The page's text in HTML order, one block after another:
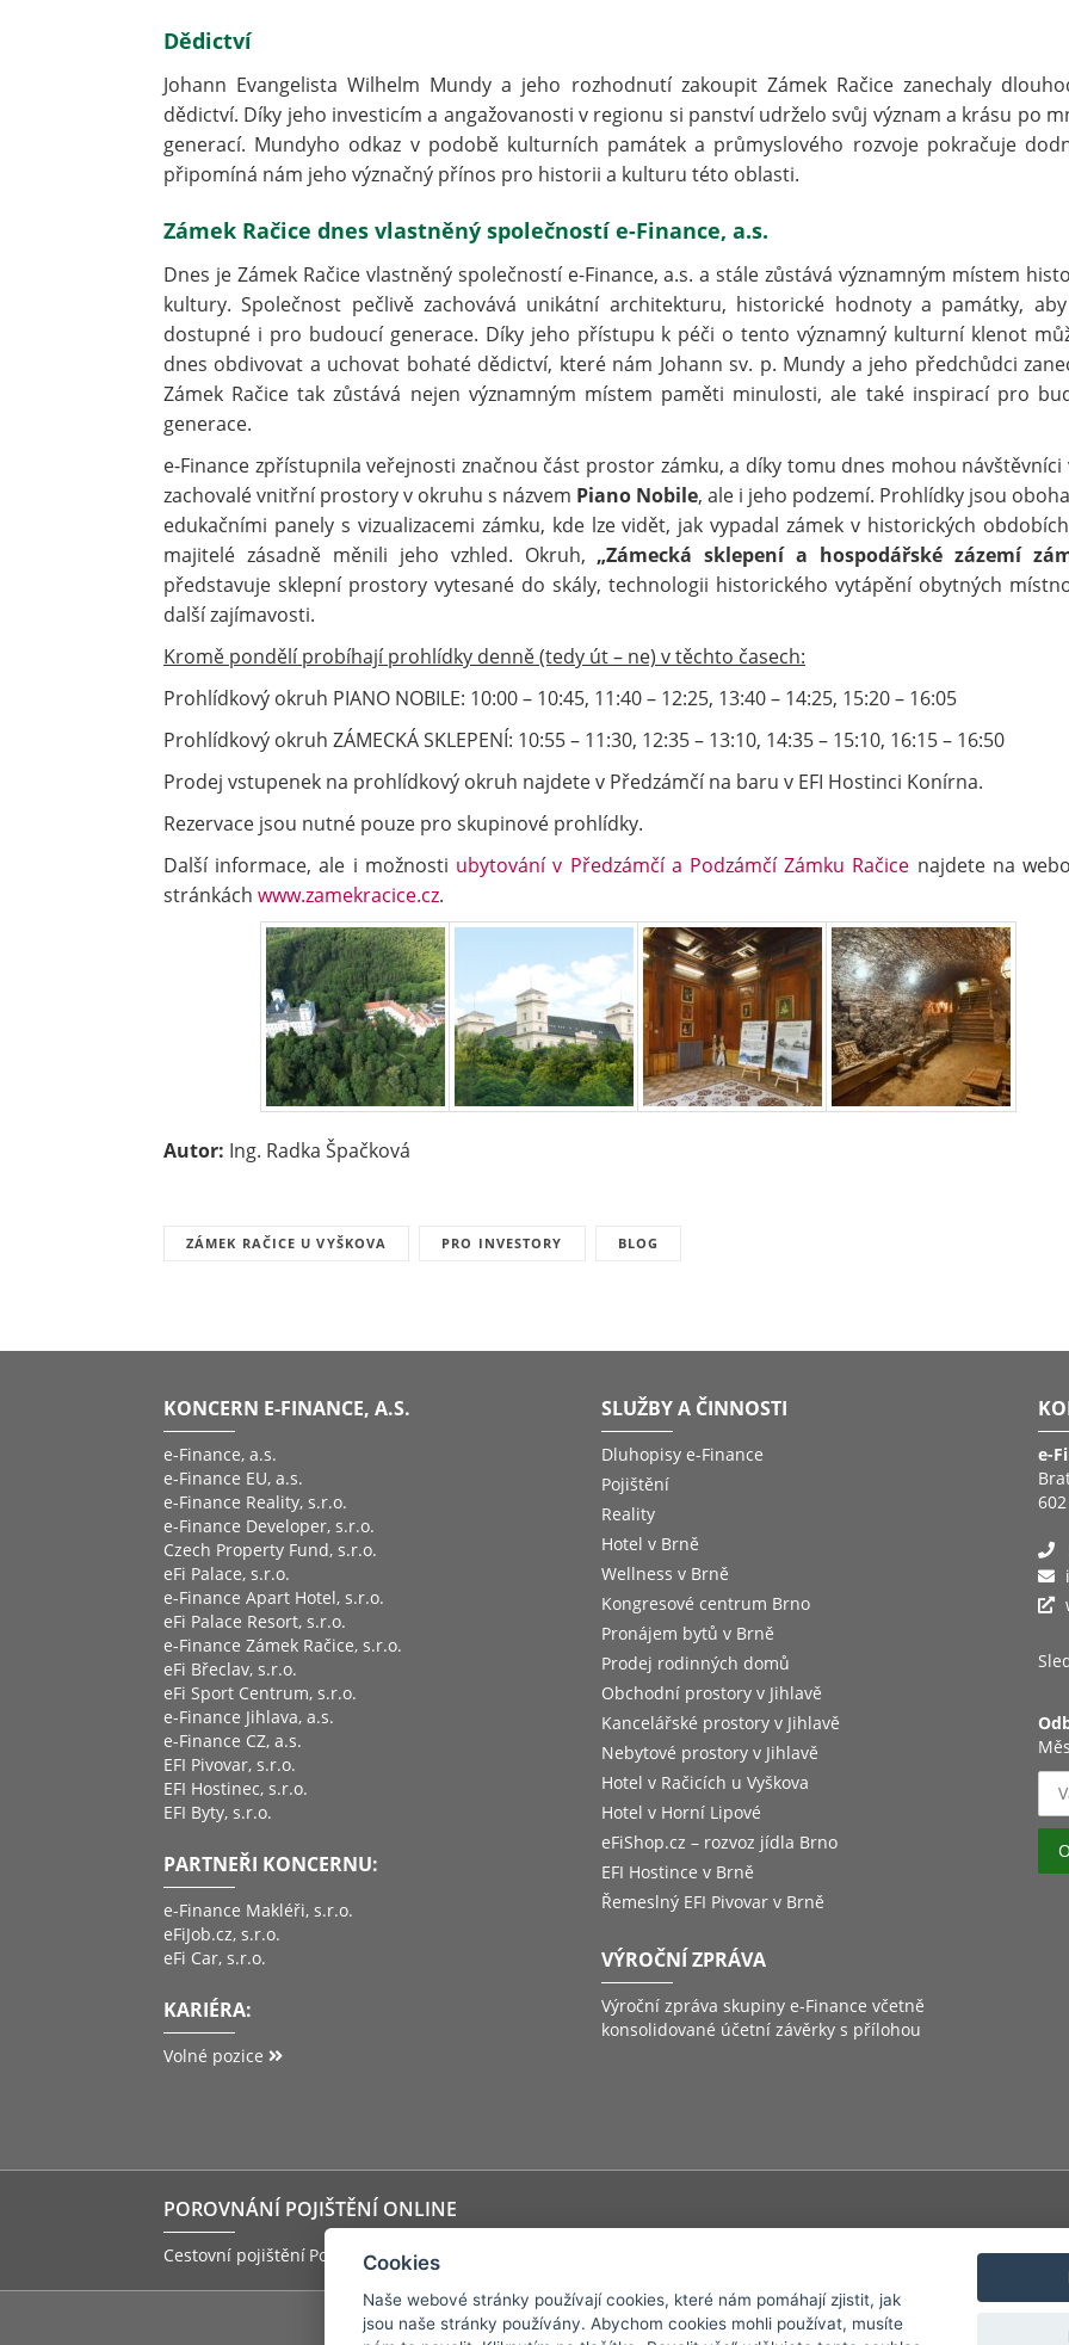
Dědictví
Johann Evangelista Wilhelm Mundy a jeho rozhodnutí zakoupit Zámek Račice zanechaly
dědictví. Díky jeho investicím a angažovanosti v regionu si panství udrželo svůj význam a krásu po
generací. Mundyho odkaz v podobě kulturních památek a průmyslového rozvoje pokračuje
připomíná nám jeho význačný přínos pro historii a kulturu této oblasti.
Zámek Račice dnes vlastněný společností e-Finance, a.s.
Dnes je Zámek Račice vlastněný společností e-Finance, a.s. a stále zůstává významným místem
kultury. Společnost pečlivě zachovává unikátní architekturu, historické hodnoty a památky,
dostupné i pro budoucí generace. Díky jeho přístupu k péči o tento významný kulturní klenot
dnes obdivovat a uchovat bohaté dědictví, které nám Johann sv. p. Mundy a jeho předchůdci
Zámek Račice tak zůstává nejen významným místem paměti minulosti, ale také inspirací pro
generace.
e-Finance zpřístupnila veřejnosti značnou část prostor zámku, a díky tomu dnes mohou návštěvníci
zachovalé vnitřní prostory v okruhu s názvem Piano Nobile, ale i jeho podzemí. Prohlídky jsou
edukačními panely s vizualizacemi zámku, kde lze vidět, jak vypadal zámek v historických
majitelé zásadně měnili jeho vzhled. Okruh, „Zámecká sklepení a hospodářské zázemí
představuje sklepní prostory vytesané do skály, technologii historického vytápění obytných
další zajímavosti.
Kromě pondělí probíhají prohlídky denně (tedy út – ne) v těchto časech:
Prohlídkový okruh PIANO NOBILE: 10:00 – 10:45, 11:40 – 12:25, 13:40 – 14:25, 15:20 – 16:05
Prohlídkový okruh ZÁMECKÁ SKLEPENÍ: 10:55 – 11:30, 12:35 – 13:10, 14:35 – 15:10, 16:15 – 16:50
Prodej vstupenek na prohlídkový okruh najdete v Předzámčí na baru v EFI Hostinci Konírna.
Rezervace jsou nutné pouze pro skupinové prohlídky.
Další informace, ale i možnosti ubytování v Předzámčí a Podzámčí Zámku Račice najdete na
stránkách www.zamekracice.cz.
Autor: Ing. Radka Špačková
ZÁMEK RAČICE U VYŠKOVA PRO INVESTORY BLOG
KONCERN E-FINANCE, A.S.
e-Finance, a.s.
e-Finance EU, a.s.
e-Finance Reality, s.r.o.
e-Finance Developer, s.r.o.
Czech Property Fund, s.r.o.
eFi Palace, s.r.o.
e-Finance Apart Hotel, s.r.o.
eFi Palace Resort, s.r.o.
e-Finance Zámek Račice, s.r.o.
eFi Břeclav, s.r.o.
eFi Sport Centrum, s.r.o.
e-Finance Jihlava, a.s.
e-Finance CZ, a.s.
EFI Pivovar, s.r.o.
EFI Hostinec, s.r.o.
EFI Byty, s.r.o.
PARTNEŘI KONCERNU:
e-Finance Makléři, s.r.o.
eFiJob.cz, s.r.o.
eFi Car, s.r.o.
KARIÉRA:
Volné pozice
SLUŽBY A ČINNOSTI
Dluhopisy e-Finance
Pojištění
Reality
Hotel v Brně
Wellness v Brně
Kongresové centrum Brno
Pronájem bytů v Brně
Prodej rodinných domů
Obchodní prostory v Jihlavě
Kancelářské prostory v Jihlavě
Nebytové prostory v Jihlavě
Hotel v Račicích u Vyškova
Hotel v Horní Lipové
eFiShop.cz – rozvoz jídla Brno
EFI Hostince v Brně
Řemeslný EFI Pivovar v Brně
VÝROČNÍ ZPRÁVA
Výroční zpráva skupiny e-Finance včetně
konsolidované účetní závěrky s přílohou
e-
POROVNÁNÍ POJIŠTĚNÍ ONLINE
Cestovní pojištění Pojištění storna zájezdu Pojištění
©2026e-Finance, a.s.
Cookies
Naše webové stránky používají cookies, které nám pomáhají zjistit, jak
jsou naše stránky používány. Abychom cookies mohli používat, musíte